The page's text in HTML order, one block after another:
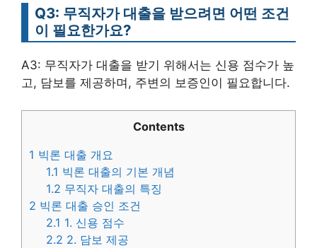
Q3: 무직자가 대출을 받으려면 어떤 조건
이 필요한가요?
A3: 무직자가 대출을 받기 위해서는 신용 점수가 높
고, 담보를 제공하며, 주변의 보증인이 필요합니다.
Contents
1 빅론 대출 개요
1.1 빅론 대출의 기본 개념
1.2 무직자 대출의 특징
2 빅론 대출 승인 조건
2.1 1. 신용 점수
2.2 2. 담보 제공